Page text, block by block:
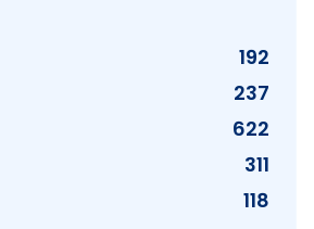
192
237
622
311
118